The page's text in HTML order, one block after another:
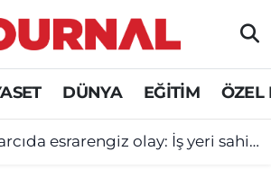
DÜNYA EĞİTİM ÖZEL
olay: İş yeri sahibi ve genç kadın ölü bulundu!